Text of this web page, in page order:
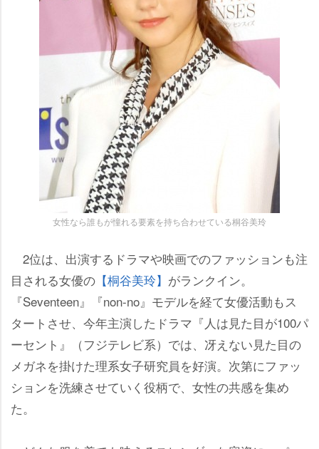
女性なら誰もが憧れる要素を持ち合わせている桐谷美玲
2位は、出演するドラマや映画でのファッションも注
目される女優の 【桐谷美玲】 がランクイン。
『Seventeen』『non-no』モデルを経て女優活動もス
タートさせ、今年主演したドラマ『人は見た目が100パ
ーセント』（フジテレビ系）では、冴えない見た目の
メガネを掛けた理系女子研究員を好演。次第にファッ
ションを洗練させていく役柄で、女性の共感を集め
た。